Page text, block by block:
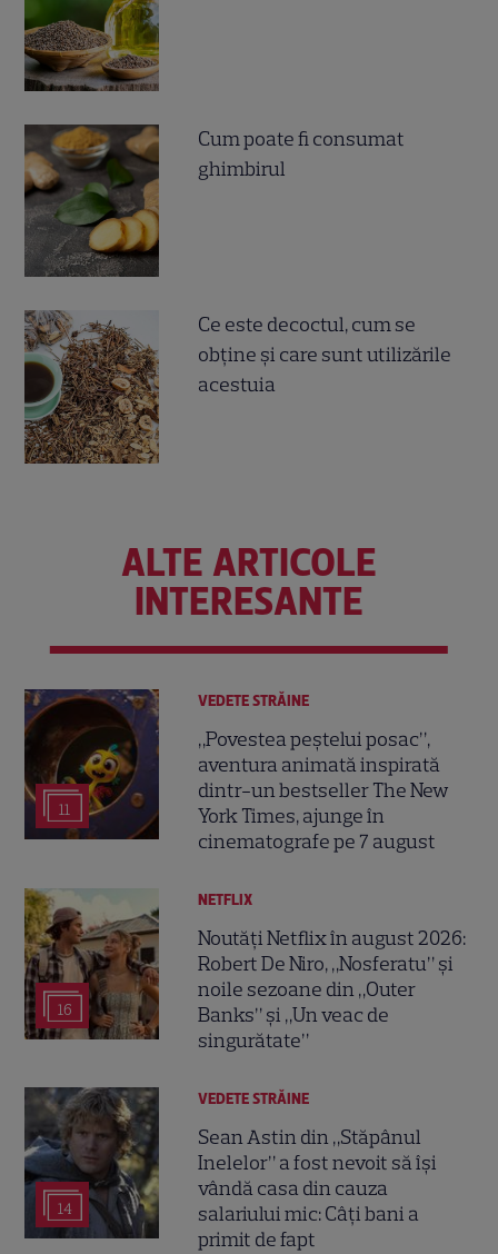
Cum poate fi consumat
ghimbirul
Ce este decoctul, cum se
obţine şi care sunt utilizările
acestuia
ALTE ARTICOLE
INTERESANTE
11
VEDETE STRĂINE
„Povestea peștelui posac”,
aventura animată inspirată
dintr-un bestseller The New
York Times, ajunge în
cinematografe pe 7 august
16
NETFLIX
Noutăți Netflix în august 2026:
Robert De Niro, „Nosferatu” și
noile sezoane din „Outer
Banks” și „Un veac de
singurătate”
14
VEDETE STRĂINE
Sean Astin din „Stăpânul
Inelelor” a fost nevoit să își
vândă casa din cauza
salariului mic: Câți bani a
primit de fapt